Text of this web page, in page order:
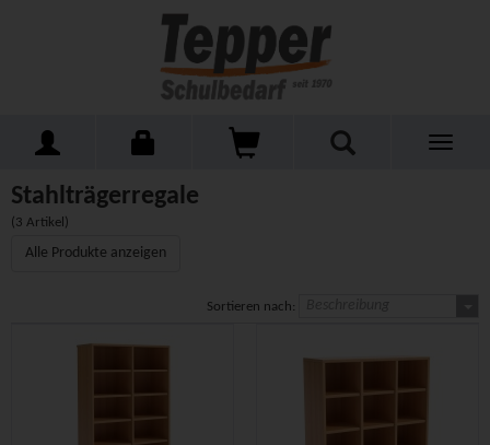
Toggle
Home Schulmöbel Stahlträgerregale
Stahlträgerregale
(3 Artikel)
Alle Produkte anzeigen
Sortieren nach: